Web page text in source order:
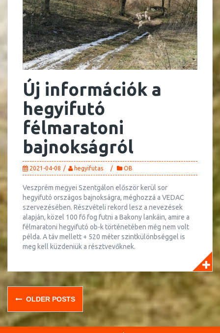
Új információk a
hegyifutó
félmaratoni
bajnokságról
2021-04-08 hegyifutas OB
Veszprém megyei Szentgálon először kerül sor
hegyifutó országos bajnokságra, méghozzá a VEDAC
szervezésében. Részvételi rekord lesz a nevezések
alapján, közel 100 fő fog futni a Bakony lankáin, amire a
félmaratoni hegyifutó ob-k történetében még nem volt
példa. A táv mellett + 520 méter szintkülönbséggel is
meg kell küzdeniük a résztvevőknek.
Posts
navigation
OLDER POSTS